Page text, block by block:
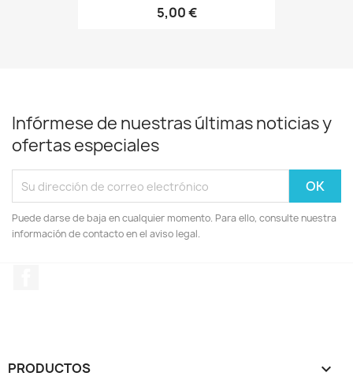
5,00 €
Infórmese de nuestras últimas noticias y
ofertas especiales
Puede darse de baja en cualquier momento. Para ello, consulte nuestra
información de contacto en el aviso legal.
PRODUCTOS 